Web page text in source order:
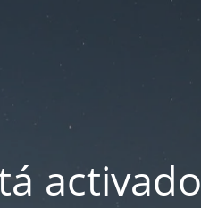
activado